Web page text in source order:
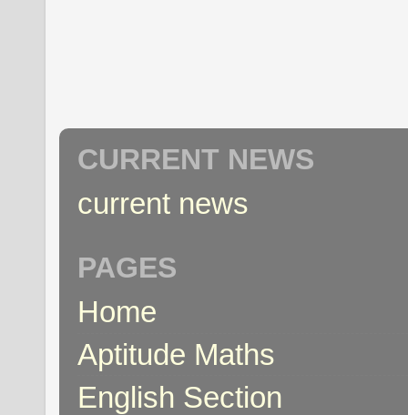
CURRENT NEWS
current news
PAGES
Home
Aptitude Maths
English Section